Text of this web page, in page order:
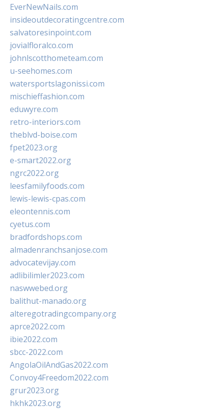
EverNewNails.com
insideoutdecoratingcentre.com
salvatoresinpoint.com
jovialfloralco.com
johnlscotthometeam.com
u-seehomes.com
watersportslagonissi.com
mischieffashion.com
eduwyre.com
retro-interiors.com
theblvd-boise.com
fpet2023.org
e-smart2022.org
ngrc2022.org
leesfamilyfoods.com
lewis-lewis-cpas.com
eleontennis.com
cyetus.com
bradfordshops.com
almadenranchsanjose.com
advocatevijay.com
adlibilimler2023.com
naswwebed.org
balithut-manado.org
alteregotradingcompany.org
aprce2022.com
ibie2022.com
sbcc-2022.com
AngolaOilAndGas2022.com
Convoy4Freedom2022.com
grur2023.org
hkhk2023.org